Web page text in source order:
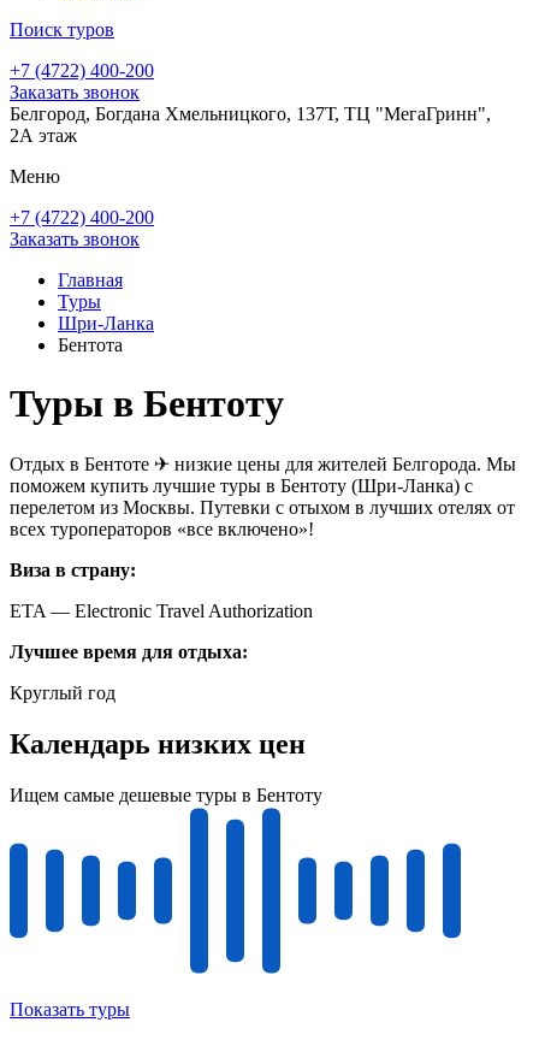
Поиск туров
+7 (4722) 400-200
Заказать звонок
Белгород, Богдана Хмельницкого, 137Т, ТЦ "МегаГринн",
2А этаж
Меню
+7 (4722) 400-200
Заказать звонок
Главная
Туры
Шри-Ланка
Бентота
Туры в Бентоту
Отдых в Бентоте ✈ низкие цены для жителей Белгорода. Мы
поможем купить лучшие туры в Бентоту (Шри-Ланка) с
перелетом из Москвы. Путевки с отыхом в лучших отелях от
всех туроператоров «все включено»!
Виза в страну:
ETA — Electronic Travel Authorization
Лучшее время для отдыха:
Круглый год
Календарь низких цен
Ищем самые дешевые туры в Бентоту
Показать туры